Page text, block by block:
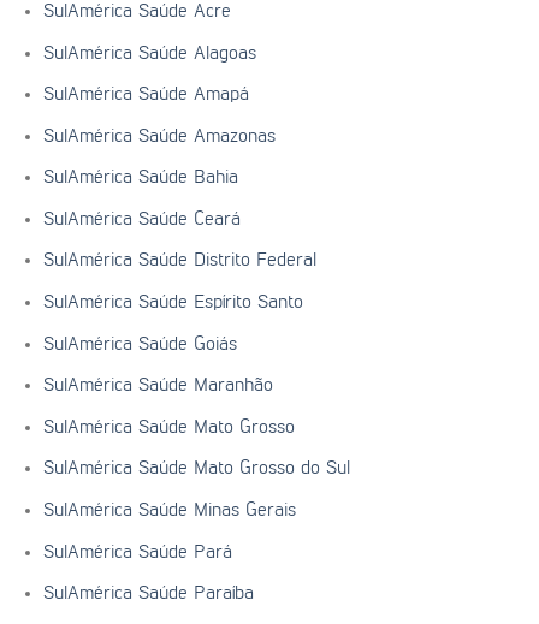
SulAmérica Saúde Acre
SulAmérica Saúde Alagoas
SulAmérica Saúde Amapá
SulAmérica Saúde Amazonas
SulAmérica Saúde Bahia
SulAmérica Saúde Ceará
SulAmérica Saúde Distrito Federal
SulAmérica Saúde Espírito Santo
SulAmérica Saúde Goiás
SulAmérica Saúde Maranhão
SulAmérica Saúde Mato Grosso
SulAmérica Saúde Mato Grosso do Sul
SulAmérica Saúde Minas Gerais
SulAmérica Saúde Pará
SulAmérica Saúde Paraíba